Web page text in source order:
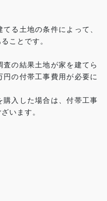
る土地の条件によって、
ことです。
の結果土地が家を建てら
の付帯工事費用が必要に
入した場合は、付帯工事
います。